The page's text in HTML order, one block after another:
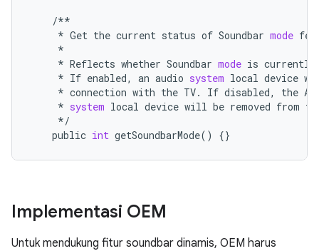
/**
* Get the current status of Soundbar mode
*
* Reflects whether Soundbar mode is currently
* If enabled, an audio system local device
* connection with the TV. If disabled, the
* system local device will be removed from
*/
public int getSoundbarMode() {}
Implementasi OEM
Untuk mendukung fitur soundbar dinamis, OEM harus